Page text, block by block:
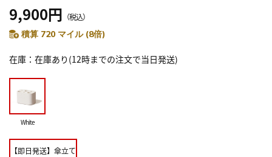
9,900円 （税込）
積算 720 マイル (8倍)
在庫 在庫あり(12時までの注文で当日発送)
White
【即日発送】傘立て